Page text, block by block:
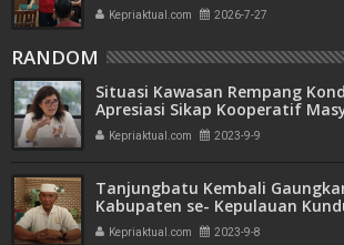
Kepriaktual.com 2026-7-27
RANDOM
Situasi Kawasan Rempang
Apresiasi Sikap Kooperatif
Kepriaktual.com 2023-9-9
Tanjungbatu Kembali
Kabupaten se- Kepulauan
Kepriaktual.com 2023-9-8